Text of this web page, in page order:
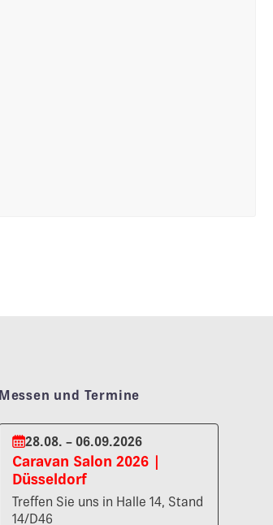
Messen und Termine
28.08. – 06.09.2026
Caravan Salon 2026 |
Düsseldorf
Treffen Sie uns in Halle 14, Stand
14/D46